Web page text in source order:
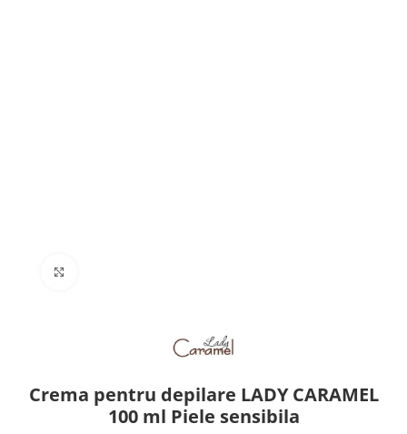
Crema pentru depilare LADY CARAMEL
100 ml Piele sensibila